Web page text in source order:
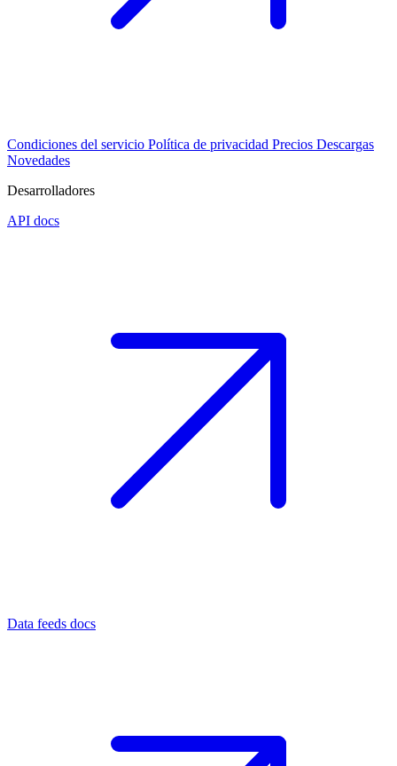
Condiciones del servicio Política de privacidad Precios Descargas
Novedades
Desarrolladores
API docs
Data feeds docs